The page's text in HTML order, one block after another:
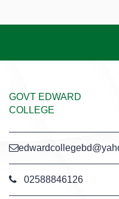
GOVT EDWARD
COLLEGE
02588846126